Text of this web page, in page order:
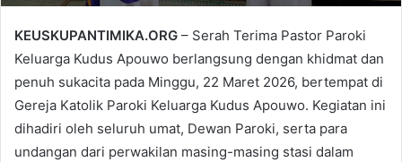
KEUSKUPANTIMIKA.ORG – Serah Terima Pastor Paroki
Keluarga Kudus Apouwo berlangsung dengan khidmat dan
penuh sukacita pada Minggu, 22 Maret 2026, bertempat di
Gereja Katolik Paroki Keluarga Kudus Apouwo. Kegiatan ini
dihadiri oleh seluruh umat, Dewan Paroki, serta para
undangan dari perwakilan masing-masing stasi dalam